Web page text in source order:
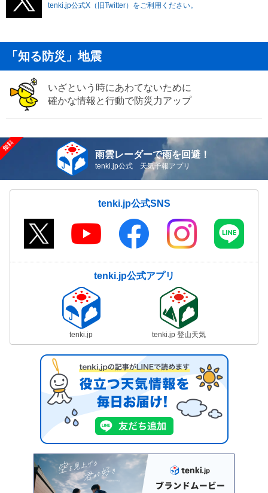
tenki.jp公式X（旧Twitter）をご利用ください。
「知る防災」地震
いざという時にあわてないために
確かな情報と行動で防災力アップ
雨雲レーダーで雨を回避！
tenki.jp公式 天気予報アプリ
tenki.jp公式SNS
tenki.jp公式アプリ
tenki.jp tenki.jp 登山天気